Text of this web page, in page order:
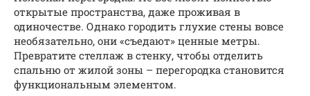
открытые пространства, даже проживая в
одиночестве. Однако городить глухие стены вовсе
необязательно, они «съедают» ценные метры.
Превратите стеллаж в стенку, чтобы отделить
спальню от жилой зоны – перегородка становится
функциональным элементом.